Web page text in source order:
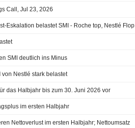
Call, Jul 23, 2026
Eskalation belastet SMI - Roche top, Nestlé Flop
SMI deutlich ins Minus
Nestlé stark belastet
das Halbjahr bis zum 30. Juni 2026 vor
im ersten Halbjahr
Nettoverlust im ersten Halbjahr; Nettoumsatz